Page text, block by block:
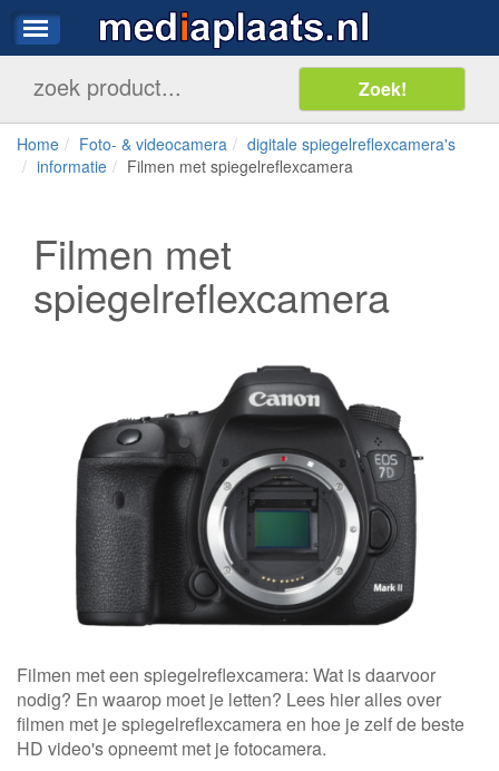
Home Foto- & videocamera
digitale spiegelreflexcamera's
informatie
Filmen met spiegelreflexcamera
Filmen met
spiegelreflexcamera
Filmen met een spiegelreflexcamera: Wat is daarvoor
nodig? En waarop moet je letten? Lees hier alles over
filmen met je spiegelreflexcamera en hoe je zelf de beste
HD video's opneemt met je fotocamera.